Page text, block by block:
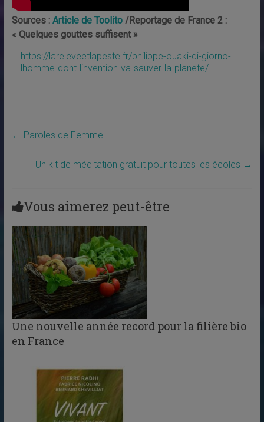
Sources : Article de Toolito /Reportage de France 2 :
« Quelques gouttes suffisent »
https://lareleveetlapeste.fr/philippe-ouaki-di-giorno-
lhomme-dont-linvention-va-sauver-la-planete/
← Paroles de Femme
Un kit de méditation gratuit pour toutes les écoles →
Vous aimerez peut-être
Une nouvelle année record pour la filière bio
en France